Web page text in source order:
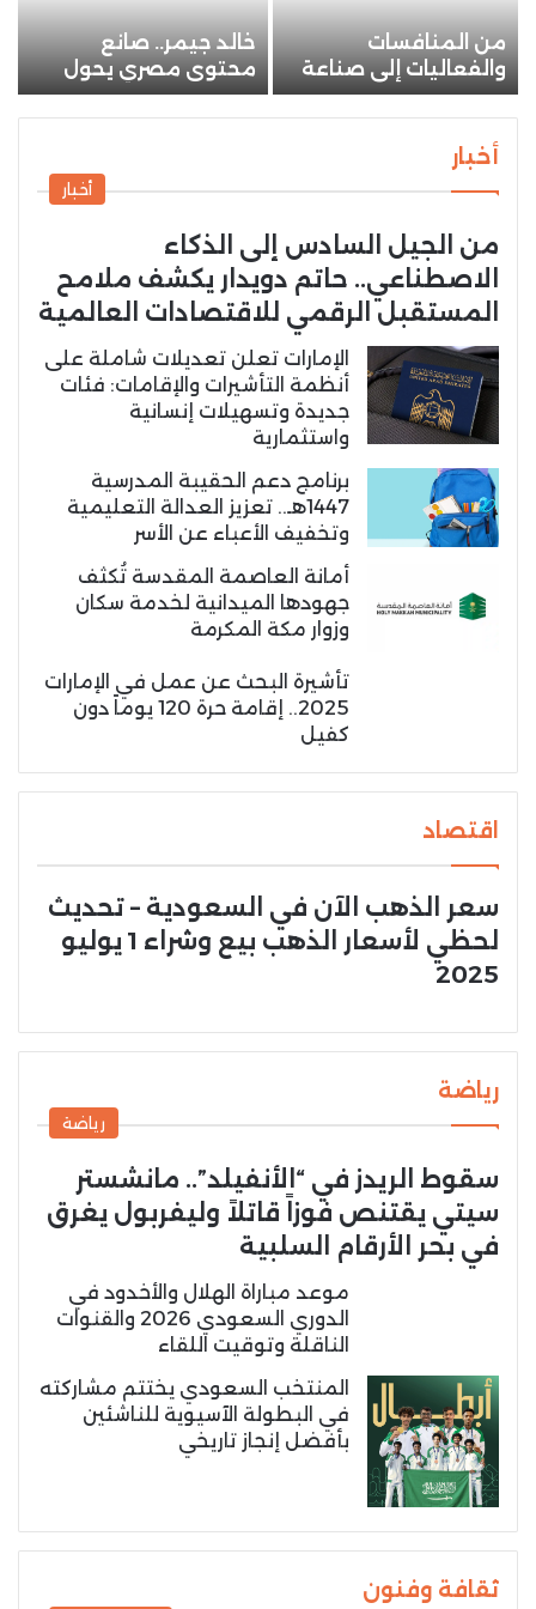
من المنافسات
والفعاليات إلى صناعة
المحتوى.. سلطان
الصمعاني يواصل
مسيرته في عالم
السيارات المعدلة
خالد جيمر.. صانع
محتوى مصري يحول
شغفه بـ PUBG Mobile
إلى علامة مميزة في
أخبار
أخبار
من الجيل السادس إلى الذكاء
الاصطناعي.. حاتم دويدار يكشف ملامح
المستقبل الرقمي للاقتصادات العالمية
الإمارات تعلن تعديلات شاملة على
أنظمة التأشيرات والإقامات: فئات
جديدة وتسهيلات إنسانية
واستثمارية
برنامج دعم الحقيبة المدرسية
1447هـ.. تعزيز العدالة التعليمية
وتخفيف الأعباء عن الأسر
أمانة العاصمة المقدسة تُكثف
جهودها الميدانية لخدمة سكان
وزوار مكة المكرمة
تأشيرة البحث عن عمل في الإمارات
2025.. إقامة حرة 120 يوماً دون
كفيل
اقتصاد
سعر الذهب الآن في السعودية – تحديث
لحظي لأسعار الذهب بيع وشراء 1 يوليو
2025
رياضة
رياضة
سقوط الريدز في “الأنفيلد”.. مانشستر
سيتي يقتنص فوزاً قاتلاً وليفربول يغرق
في بحر الأرقام السلبية
موعد مباراة الهلال والأخدود في
الدوري السعودي 2026 والقنوات
الناقلة وتوقيت اللقاء
المنتخب السعودي يختتم مشاركته
في البطولة الآسيوية للناشئين
بأفضل إنجاز تاريخي
ثقافة وفنون